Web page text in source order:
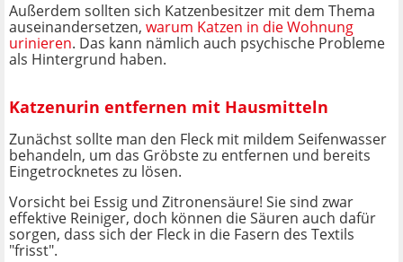
Außerdem sollten sich Katzenbesitzer mit dem Thema
auseinandersetzen, warum Katzen in die Wohnung
urinieren. Das kann nämlich auch psychische Probleme
als Hintergrund haben.
Katzenurin entfernen mit Hausmitteln
Zunächst sollte man den Fleck mit mildem Seifenwasser
behandeln, um das Gröbste zu entfernen und bereits
Eingetrocknetes zu lösen.
Vorsicht bei Essig und Zitronensäure! Sie sind zwar
effektive Reiniger, doch können die Säuren auch dafür
sorgen, dass sich der Fleck in die Fasern des Textils
"frisst".